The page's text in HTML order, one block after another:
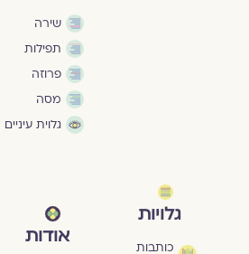
שירה
תפילות
פרוזה
מסה
גלוית עיניים
גלויות
כותבות אודות